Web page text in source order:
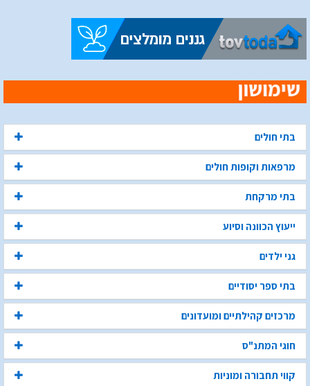
בתי חולים
מרפאות וקופות חולים
בתי מרקחת
ייעוץ הכוונה וסיוע
גני ילדים
בתי ספר יסודיים
מרכזים קהילתיים ומועדונים
חוגי המתנ"ס
קווי תחבורה ומוניות